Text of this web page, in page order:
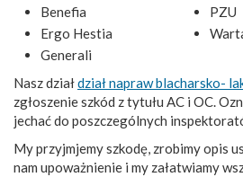
Benefia
Ergo Hestia
Generali
PZU
Nasz działdział napraw blacharsko-
zgłoszenie szkód z tytułu AC i OC.
jechać do poszczególnych
My przyjmjemy szkodę, zrobimy opis
nam upoważnienie i my załatwiamy